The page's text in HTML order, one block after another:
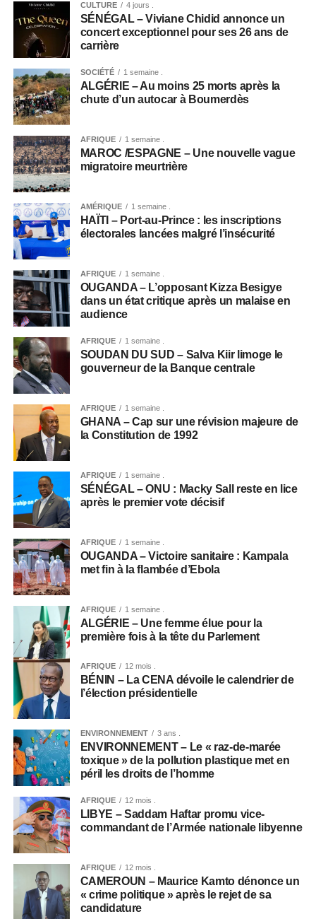
CULTURE 4 jours .
SÉNÉGAL – Viviane Chidid annonce un
concert exceptionnel pour ses 26 ans de
carrière
SOCIÉTÉ 1 semaine .
ALGÉRIE – Au moins 25 morts après la
chute d’un autocar à Boumerdès
AFRIQUE 1 semaine .
MAROC /ESPAGNE – Une nouvelle vague
migratoire meurtrière
AMÉRIQUE 1 semaine .
HAÏTI – Port-au-Prince : les inscriptions
électorales lancées malgré l’insécurité
AFRIQUE 1 semaine .
OUGANDA – L’opposant Kizza Besigye
dans un état critique après un malaise en
audience
AFRIQUE 1 semaine .
SOUDAN DU SUD – Salva Kiir limoge le
gouverneur de la Banque centrale
AFRIQUE 1 semaine .
GHANA – Cap sur une révision majeure de
la Constitution de 1992
AFRIQUE 1 semaine .
SÉNÉGAL – ONU : Macky Sall reste en lice
après le premier vote décisif
AFRIQUE 1 semaine .
OUGANDA – Victoire sanitaire : Kampala
met fin à la flambée d’Ebola
AFRIQUE 1 semaine .
ALGÉRIE – Une femme élue pour la
première fois à la tête du Parlement
AFRIQUE 12 mois .
BÉNIN – La CENA dévoile le calendrier de
l’élection présidentielle
ENVIRONNEMENT 3 ans .
ENVIRONNEMENT – Le « raz-de-marée
toxique » de la pollution plastique met en
péril les droits de l’homme
AFRIQUE 12 mois .
LIBYE – Saddam Haftar promu vice-
commandant de l’Armée nationale libyenne
AFRIQUE 12 mois .
CAMEROUN – Maurice Kamto dénonce un
« crime politique » après le rejet de sa
candidature